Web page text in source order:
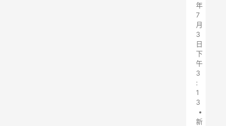
年
7
月
3
日
下
午
3
:
1
3
•
新